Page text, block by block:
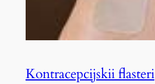
Kontracepcijskii flasteri